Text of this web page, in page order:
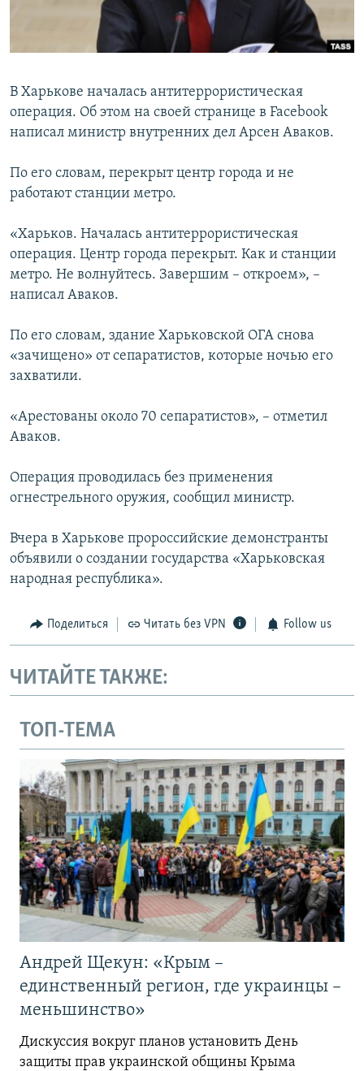
ПОБЕДИТЕЛЕЙ НЕ СУДЯТ?
КРЫМ.НЕПОКОРЕННЫЙ
УКРАИНСКАЯ ПРОБЛЕМА КРЫМА
ПРИСОЕДИНЯЙТЕСЬ!
Все сайты RFE/RL
В Харькове началась антитеррористическая
операция. Об этом на своей странице в Facebook
написал министр внутренних дел Арсен Аваков.
По его словам, перекрыт центр города и не
работают станции метро.
«Харьков. Началась антитеррористическая
операция. Центр города перекрыт. Как и станции
метро. Не волнуйтесь. Завершим – откроем», –
написал Аваков.
По его словам, здание Харьковской ОГА снова
«зачищено» от сепаратистов, которые ночью его
захватили.
«Арестованы около 70 сепаратистов», – отметил
Аваков.
Операция проводилась без применения
огнестрельного оружия, сообщил министр.
Вчера в Харькове пророссийские демонстранты
объявили о создании государства «Харьковская
народная республика».
Поделиться Читать без VPN Follow us
ЧИТАЙТЕ ТАКЖЕ:
ТОП-ТЕМА
Андрей Щекун: «Крым –
единственный регион, где украинцы –
меньшинство»
Дискуссия вокруг планов установить День
защиты прав украинской общины Крыма